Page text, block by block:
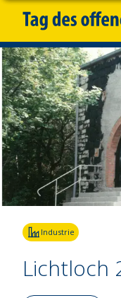
Industrie
Lichtloch